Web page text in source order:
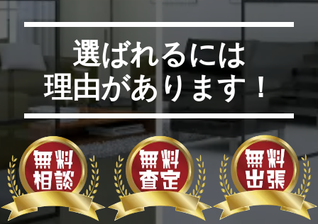
選ばれるには
理由があります！